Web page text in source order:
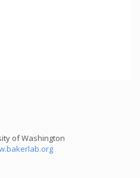
of Washington